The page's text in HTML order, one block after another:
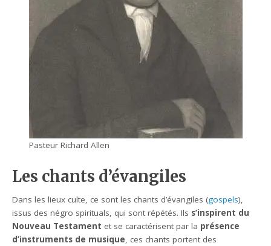
Pasteur Richard Allen
Les chants d’évangiles
Dans les lieux culte, ce sont les chants d’évangiles (gospels),
issus des négro spirituals, qui sont répétés. Ils s’inspirent du
Nouveau Testament et se caractérisent par la présence
d’instruments de musique, ces chants portent des